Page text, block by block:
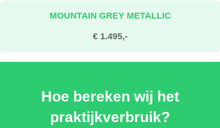
€ 1.495,-
MOUNTAIN GREY METALLIC
Hoe bereken wij het
praktijkverbruik?